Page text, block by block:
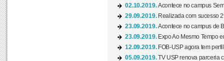
02.10.2019.Acontece no campus
29.09.2019. Realizada com sucesso
23.09.2019.Acontece no campus de
23.09.2019. Expo Ao Mesmo Tempo
12.09.2019. FOB-USP agora tem
05.09.2019.TV USP renova parceria